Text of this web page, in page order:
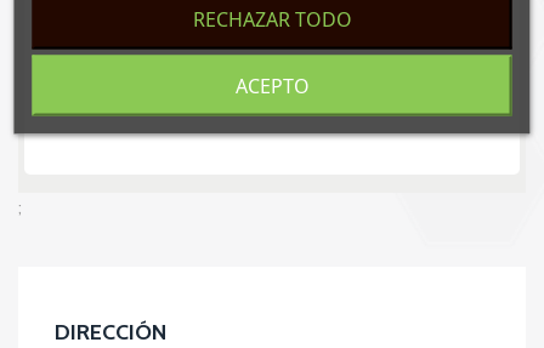
;
DIRECCIÓN
RECHAZAR TODO
ACEPTO